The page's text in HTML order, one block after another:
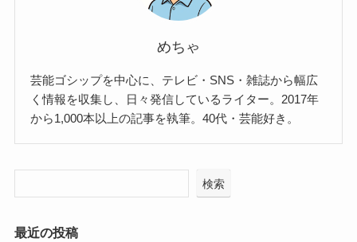
めちゃ
芸能ゴシップを中心に、テレビ・SNS・雑誌から幅広
く情報を収集し、日々発信しているライター。2017年
から1,000本以上の記事を執筆。40代・芸能好き。
検索
最近の投稿